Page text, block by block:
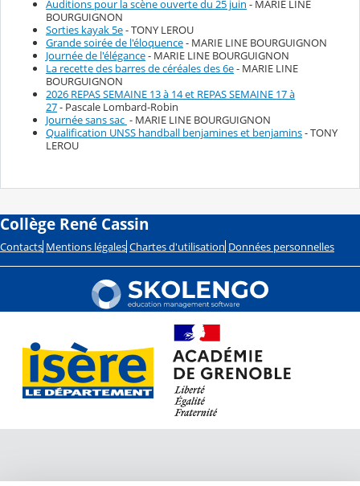
Auditions pour la scène ouverte du 25 juin - MARIE LINE
BOURGUIGNON
Sorties kayak 5e- TONY LEROU
Grande soirée de l'éloquence- MARIE LINE BOURGUIGNON
Journée de l'élégance- MARIE LINE BOURGUIGNON
La recette des barres de céréales des 6e- MARIE LINE
BOURGUIGNON
2026 REPAS SEMAINE 13 à 14 et REPAS SEMAINE 17 à
27- Pascale Lombard-Robin
Journée sans sac - MARIE LINE BOURGUIGNON
Qualification UNSS handball benjamines et benjamins- TONY
LEROU
Collège René Cassin
Contacts Mentions légales Chartes d'utilisation Données personnelles